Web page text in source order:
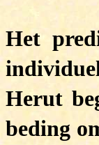
Het
Herut
beding